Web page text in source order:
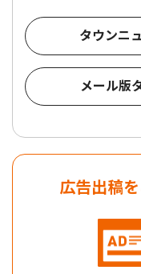
タウンニ
メール版
広告出稿